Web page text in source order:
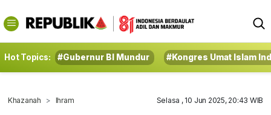
Hot Topics: #Gubernur BI Mundur #Kongres Umat Islam
Khazanah Ihram Selasa , 10 Jun 2025, 20:43 WIB